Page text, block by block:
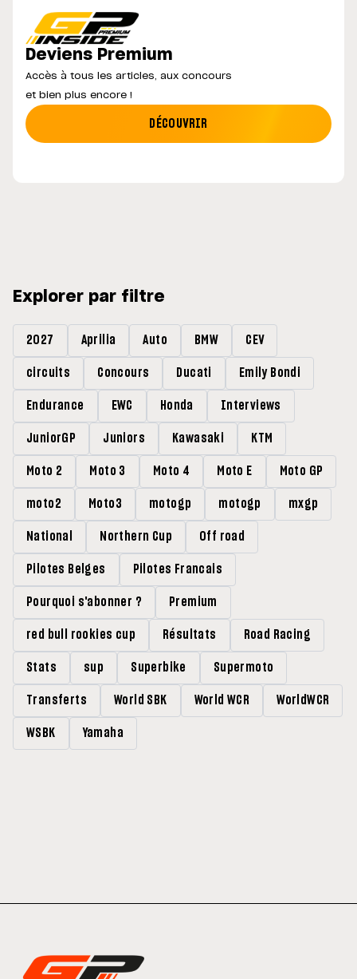
Deviens Premium
Accès à tous les articles, aux concours
et bien plus encore !
DÉCOUVRIR
Explorer par filtre
2027 Aprilia Auto BMW CEV
circuits Concours Ducati Emily Bondi
Endurance EWC Honda Interviews
JuniorGP Juniors Kawasaki KTM
Moto 2 Moto 3 Moto 4 Moto E Moto GP
moto2 Moto3 motogp motogp mxgp
National Northern Cup Off road
Pilotes Belges Pilotes Francais
Pourquoi s'abonner ? Premium
red bull rookies cup Résultats Road Racing
Stats sup Superbike Supermoto
Transferts World SBK World WCR WorldWCR
WSBK Yamaha